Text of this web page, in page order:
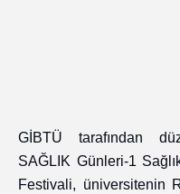
GİBTÜ tarafından
SAĞLIK Günleri-1
Festivali, üniversitenin